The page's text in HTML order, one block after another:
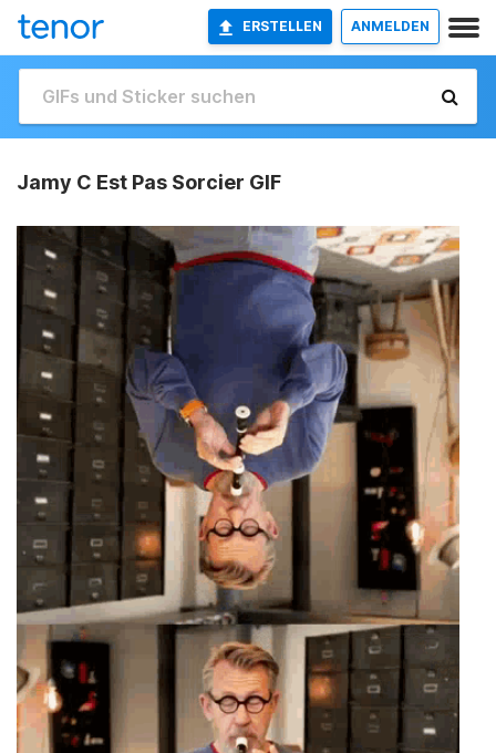
ERSTELLEN ANMELDEN
Jamy C Est Pas Sorcier GIF